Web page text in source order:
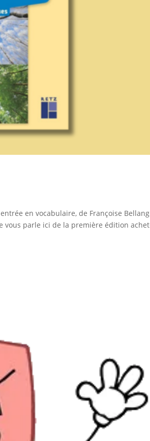
en vocabulaire, de Françoise
vous parle ici de la première édition